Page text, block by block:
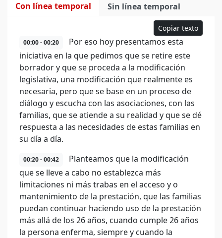
Con línea temporal Sin línea temporal
Copiar texto
00:00 - 00:20
Por eso hoy presentamos esta
iniciativa en la que pedimos que se retire este
borrador y que se proceda a la modificación
legislativa, una modificación que realmente es
necesaria, pero que se base en un proceso de
diálogo y escucha con las asociaciones, con las
familias, que se atiende a su realidad y que se dé
respuesta a las necesidades de estas familias en
su día a día.
00:20 - 00:42
Planteamos que la modificación
que se lleve a cabo no establezca más
limitaciones ni más trabas en el acceso y o
mantenimiento de la prestación, que las familias
puedan continuar haciendo uso de la prestación
más allá de los 26 años, cuando cumple 26 años
la persona enferma, siempre y cuando la